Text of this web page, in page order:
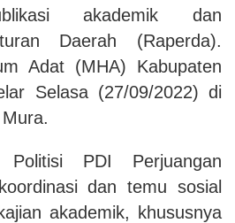
akademik dan
Daerah (Raperda).
Adat (MHA) Kabupaten
Selasa (27/09/2022) di
PDI Perjuangan
dan temu sosial
akademik, khususnya